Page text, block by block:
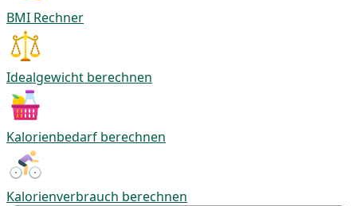
BMI Rechner
Idealgewicht berechnen
Kalorienbedarf berechnen
Kalorienverbrauch berechnen